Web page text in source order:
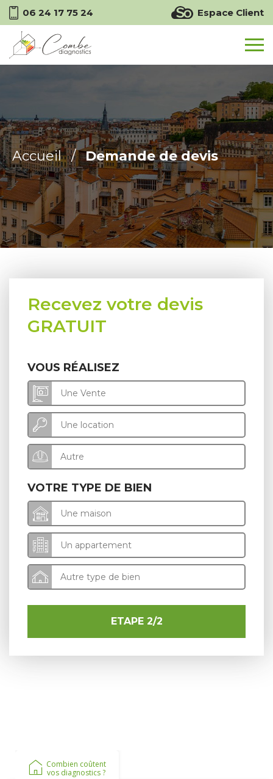
06 24 17 75 24 Espace Client
Accueil / Demande de devis
Recevez votre devis
GRATUIT
VOUS RÉALISEZ
Une Vente
Une location
Autre
VOTRE TYPE DE BIEN
Une maison
Un appartement
Autre type de bien
ETAPE 2/2
Combien coûtent
vos diagnostics ?